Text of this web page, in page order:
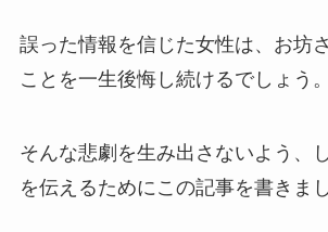
誤った情報を信じた女性は、お坊
ことを一生後悔し続けるでしょう。
そんな悲劇を生み出さないよう、
を伝えるためにこの記事を書きまし